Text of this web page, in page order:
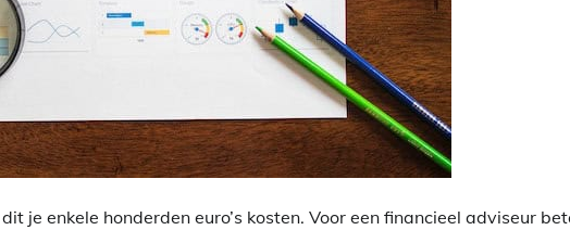
je enkele honderden euro’s kosten. Voor een financieel adviseur